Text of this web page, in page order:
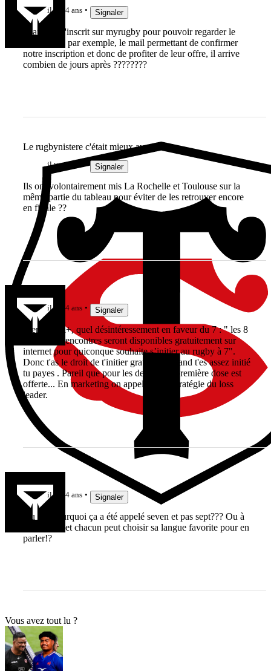
il y a 4 ans Signaler
quand on s'inscrit sur myrugby pour pouvoir regarder le
superseven par exemple, le mail permettant de confirmer
notre inscription et donc de profiter de leur offre, il arrive
combien de jours après ????????
Le rugbynistere c'était mieux avant...
il y a 4 ans Signaler
Ils ont volontairement mis La Rochelle et Toulouse sur la
même partie du tableau pour éviter de les retrouver encore
en finale ??
il y a 4 ans Signaler
Merci Anal+, quel désintéressement en faveur du 7 : " les 8
premières rencontres seront disponibles gratuitement sur
internet pour quiconque souhaite s’initier au rugby à 7".
Donc t'as le droit de t'initier gratos pis quand t'es assez initié
tu payes . Pareil que pour les dealers, la première dose est
offerte... En marketing on appelle ça la stratégie du loss
leader.
il y a 4 ans Signaler
Au fait pourquoi ça a été appelé seven et pas sept??? Ou à
la limite 7, et chacun peut choisir sa langue favorite pour en
parler!?
Vous avez tout lu ?